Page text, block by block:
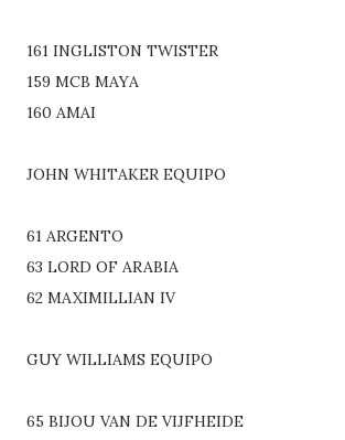
161 INGLISTON TWISTER
159 MCB MAYA
160 AMAI
JOHN WHITAKER EQUIPO
61 ARGENTO
63 LORD OF ARABIA
62 MAXIMILLIAN IV
GUY WILLIAMS EQUIPO
65 BIJOU VAN DE VIJFHEIDE